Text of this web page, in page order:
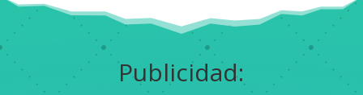
Publicidad: